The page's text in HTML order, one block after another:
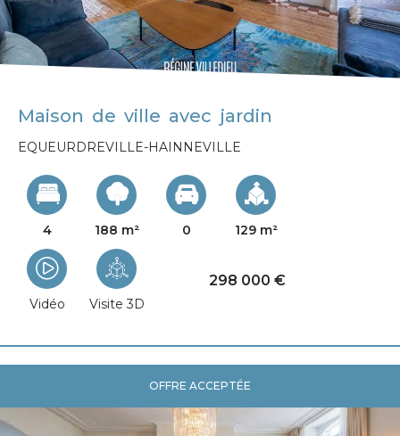
Maison de ville avec jardin
EQUEURDREVILLE-HAINNEVILLE
4 188 m² 0 129 m²
Vidéo Visite 3D
298 000 €
OFFRE ACCEPTÉE